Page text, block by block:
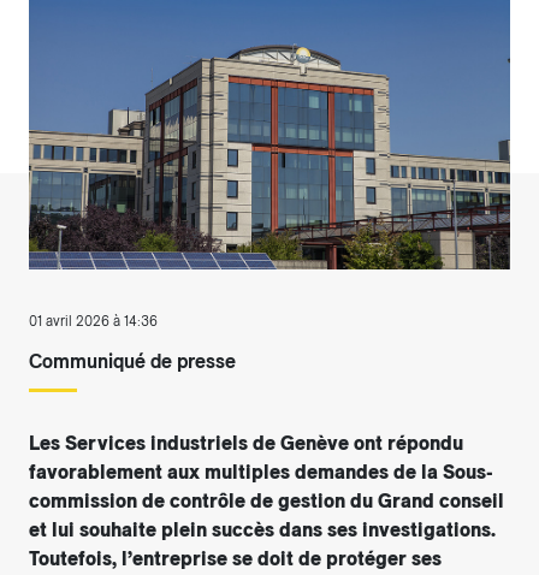
01 avril 2026 à 14:36
Communiqué de presse
Les Services industriels de Genève ont répondu
favorablement aux multiples demandes de la Sous-
commission de contrôle de gestion du Grand conseil
et lui souhaite plein succès dans ses investigations.
Toutefois, l’entreprise se doit de protéger ses